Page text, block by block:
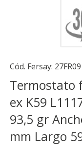
Cód. Fersay:
Termostato
ex K59
93,5 gr
mm Largo